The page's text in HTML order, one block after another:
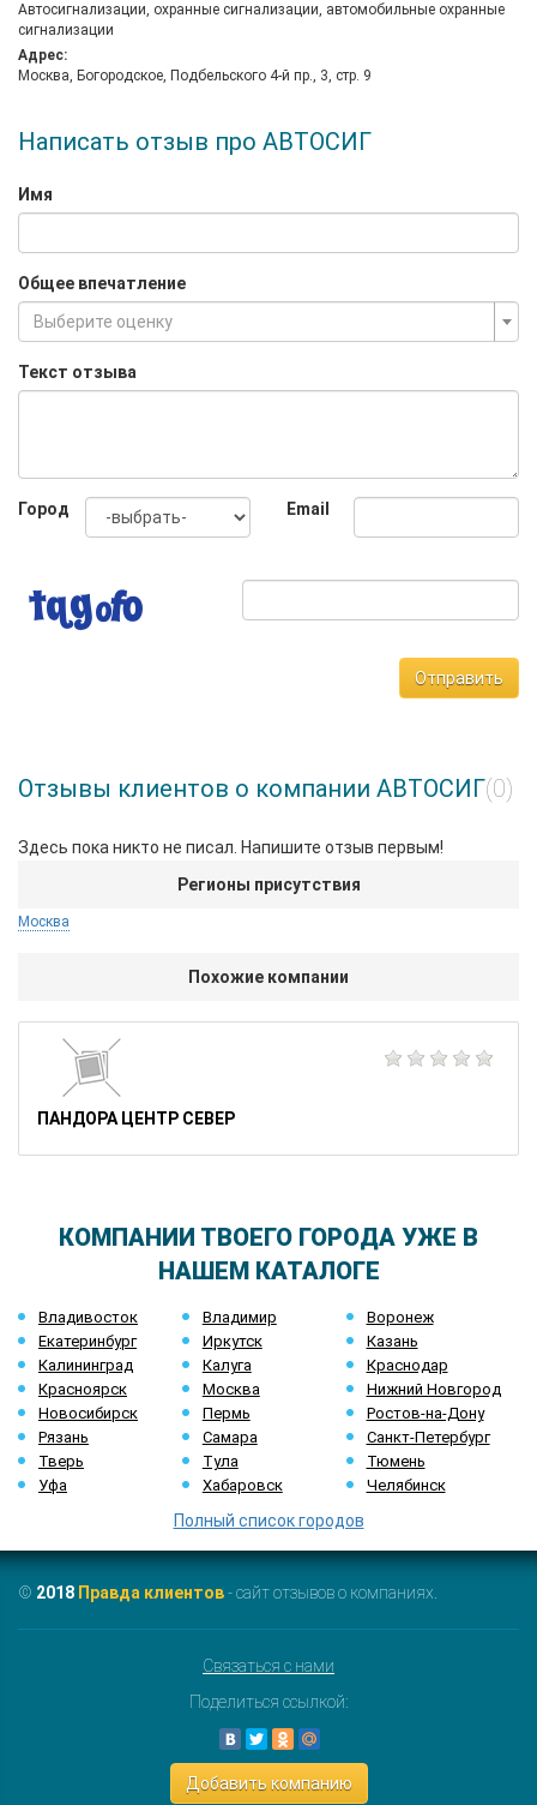
Автосигнализации, охранные сигнализации, автомобильные охранные
сигнализации
Адрес:
Москва, Богородское, Подбельского 4-й пр., 3, стр. 9
Написать отзыв про АВТОСИГ
Имя
Общее впечатление
Выберите оценку
Текст отзыва
Город Email
Отправить
Отзывы клиентов о компании АВТОСИГ(0)
Здесь пока никто не писал. Напишите отзыв первым!
Регионы присутствия
Москва
Похожие компании
ПАНДОРА ЦЕНТР СЕВЕР
КОМПАНИИ ТВОЕГО ГОРОДА УЖЕ В
НАШЕМ КАТАЛОГЕ
Владивосток Владимир
Воронеж
Екатеринбург
Иркутск
Казань
Калининград
Калуга
Краснодар
Красноярск
Москва
Нижний Новгород
Новосибирск
Пермь
Ростов-на-Дону
Рязань
Самара
Санкт-Петербург
Тверь
Тула
Тюмень
Уфа
Хабаровск Челябинск
Полный список городов
© 2018 Правда клиентов- сайт отзывов о компаниях.
Связаться с нами
Поделиться ссылкой:
Добавить компанию